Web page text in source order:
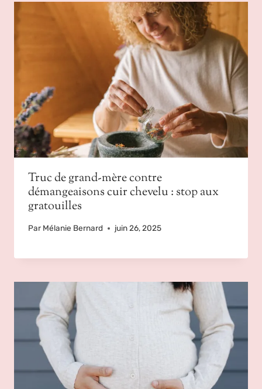
Truc de grand-mère contre
démangeaisons cuir chevelu : stop aux
gratouilles
Par Mélanie Bernard juin 26, 2025